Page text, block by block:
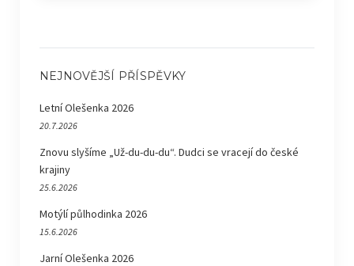
NEJNOVĚJŠÍ PŘÍSPĚVKY
Letní Olešenka 2026
20.7.2026
Znovu slyšíme „Už-du-du-du“. Dudci se vracejí do české
krajiny
25.6.2026
Motýlí půlhodinka 2026
15.6.2026
Jarní Olešenka 2026